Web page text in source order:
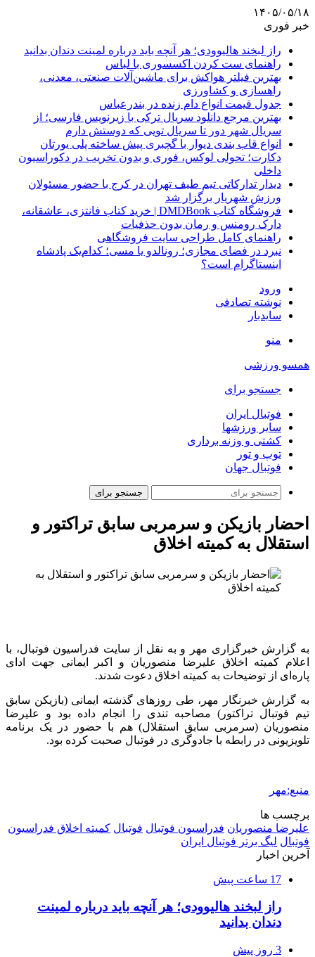
۱۴۰۵/۰۵/۱۸
خبر فوری
راز لبخند هالیوودی؛ هر آنچه باید درباره لمینت دندان بدانید
راهنمای ست کردن اکسسوری با لباس
بهترین فیلتر هواکش برای ماشین‌آلات صنعتی، معدنی،
راهسازی و کشاورزی
جدول قیمت انواع دام زنده در بندرعباس
بهترین مرجع دانلود سریال ترکی با زیرنویس فارسی؛ از
سریال شهر دور تا سریال تویی که دوستش دارم
انواع قاب بندی دیوار با گچبری پیش ساخته پلی یورتان
دکارت؛ تحولی لوکس، فوری و بدون تخریب در دکوراسیون
داخلی
دیدار تدارکاتی تیم طیف تهران در کرج با حضور مسئولان
ورزش شهریار برگزار شد
فروشگاه کتاب DMDBook | خرید کتاب فانتزی، عاشقانه،
دارک رومنس و رمان بدون حذفیات
راهنمای کامل طراحی سایت فروشگاهی
نبرد در فضای مجازی؛ رونالدو یا مسی؛ کدام‌یک پادشاه
اینستاگرام است؟
ورود
نوشته تصادفی
سایدبار
منو
همسو ورزشی
جستجو برای
فوتبال ایران
سایر ورزشها
کشتی و وزنه برداری
توپ و تور
فوتبال جهان
جستجو برای
احضار بازیکن و سرمربی سابق تراکتور و
استقلال به کمیته اخلاق
به گزارش خبرگزاری مهر و به نقل از سایت فدراسیون فوتبال، با
اعلام کمیته اخلاق علیرضا منصوریان و اکبر ایمانی جهت ادای
پاره‌ای از توضیحات به کمیته اخلاق دعوت شدند.
به گزارش خبرنگار مهر، طی روزهای گذشته ایمانی (بازیکن سابق
تیم فوتبال تراکتور) مصاحبه تندی را انجام داده بود و علیرضا
منصوریان (سرمربی سابق استقلال) هم با حضور در یک برنامه
تلویزیونی در رابطه با جادوگری در فوتبال صحبت کرده بود.
منبع:مهر
برچسب ها
علیرضا منصوریان فدراسیون فوتبال فوتبال کمیته اخلاق فدراسیون
فوتبال لیگ برتر فوتبال ایران
آخرین اخبار
17 ساعت پیش
راز لبخند هالیوودی؛ هر آنچه باید درباره لمینت
دندان بدانید
3 روز پیش